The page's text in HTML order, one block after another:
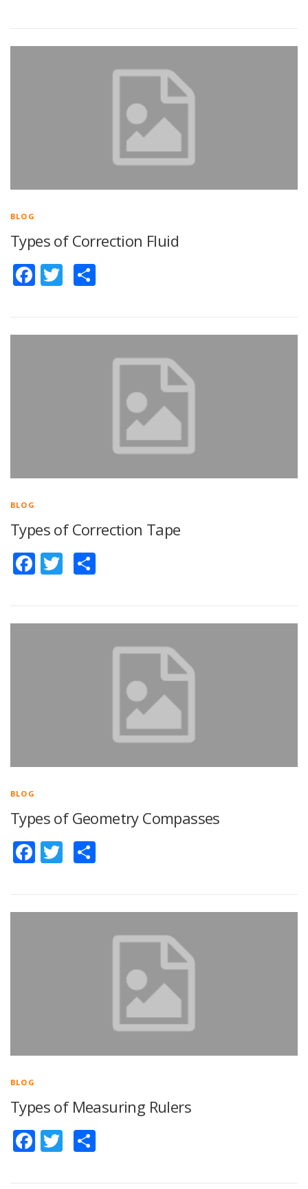
BLOG
Types of Correction Fluid
Facebook
Twitter
BLOG
Types of Correction Tape
Facebook
Twitter
BLOG
Types of Geometry Compasses
Facebook
Twitter
BLOG
Types of Measuring Rulers
Facebook
Twitter